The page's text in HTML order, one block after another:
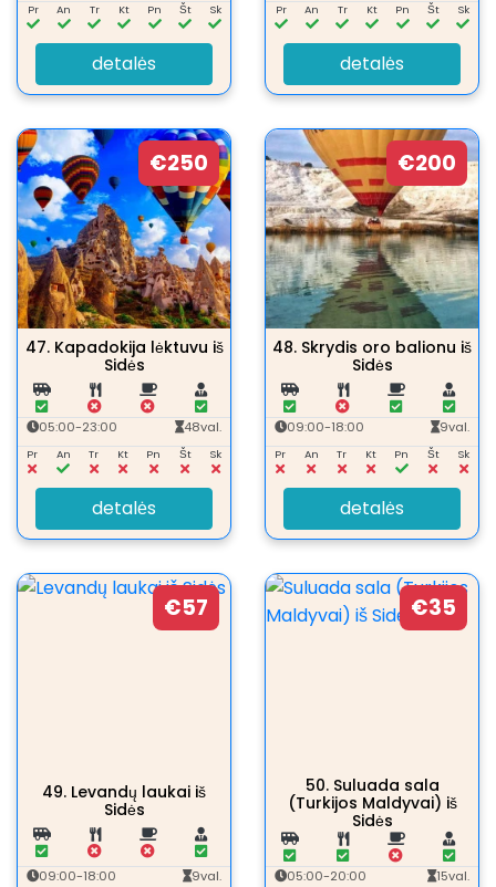
Pr An Tr Kt Pn Št Sk
detalės
Pr An Tr Kt Pn Št Sk
detalės
€250
47. Kapadokija lėktuvu iš
Sidės
05:00-23:00 48val.
Pr An Tr Kt Pn Št Sk
detalės
€200
48. Skrydis oro balionu iš
Sidės
09:00-18:00 9val.
Pr An Tr Kt Pn Št Sk
detalės
€57
49. Levandų laukai iš
Sidės
09:00-18:00 9val.
€35
50. Suluada sala
(Turkijos Maldyvai) iš
Sidės
05:00-20:00 15val.